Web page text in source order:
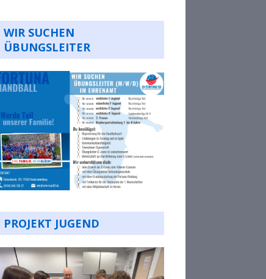
WIR SUCHEN
ÜBUNGSLEITER
PROJEKT JUGEND